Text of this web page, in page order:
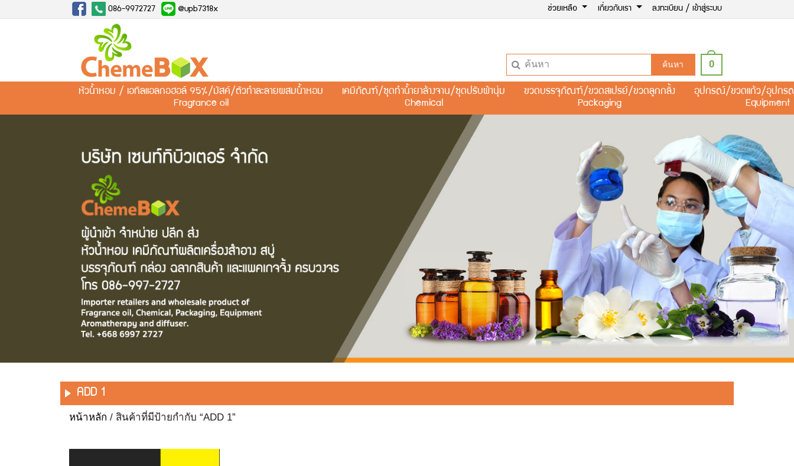
086-9972727 @upb7318x ช่วยเหลือ เกี่ยวกับเรา ลงทะเบียน / เข้าสู่ระบบ
ค้นหา 0
หัวน้ำหอม / เอทิลแอลกอฮอล์ 95%/มัสค์/ตัวทำละลายผสมน้ำหอม
Fragrance oil
เคมีภัณฑ์/ชุดทำน้ำยาล้างจาน/ชุดปรับผ้านุ่ม
Chemical
ขวดบรรจุภัณฑ์/ขวดสเปรย์/ขวดลูกกลิ้ง
Packaging
อุปกรณ์/ขวดแก้ว/อุปกร
Equipment
ADD 1
หน้าหลัก / สินค้าที่มีป้ายกำกับ “ADD 1”